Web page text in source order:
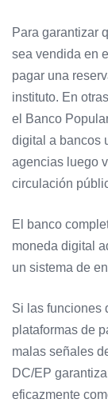
Para garantizar
sea vendida en
pagar una
instituto. En
el Banco
digital a bancos
agencias luego
circulación
El banco
moneda digital
un sistema de
Si las funciones
plataformas de
malas señales
DC/EP
eficazmente